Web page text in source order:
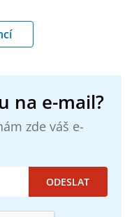
na e-mail?
zde váš e-